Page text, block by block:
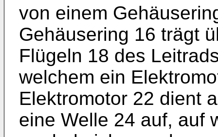
von einem
Gehäusering 16 trägt
Flügeln 18 des
welchem ein
Elektromotor 22 dient
eine Welle 24 auf, auf